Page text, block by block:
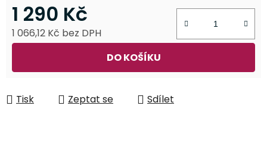
1 290 Kč
1 066,12 Kč bez DPH
DO KOŠÍKU
Tisk Zeptat se Sdílet